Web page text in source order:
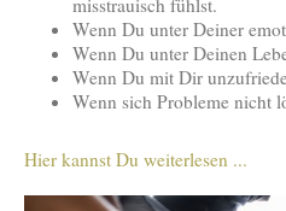
misstrauisch fühlst.
Wenn Du unter Deiner
Wenn Du unter Deinen
Wenn Du mit Dir
Wenn sich Probleme nicht
Hier kannst Du weiterlesen ...